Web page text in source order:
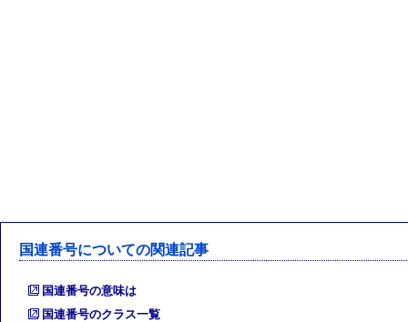
国連番号についての関連記事
国連番号の意味は
国連番号のクラス一覧